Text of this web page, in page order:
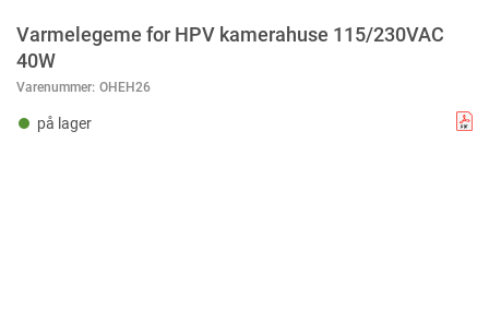
Varmelegeme for HPV kamerahuse 115/230VAC
40W
Varenummer: OHEH26
på lager